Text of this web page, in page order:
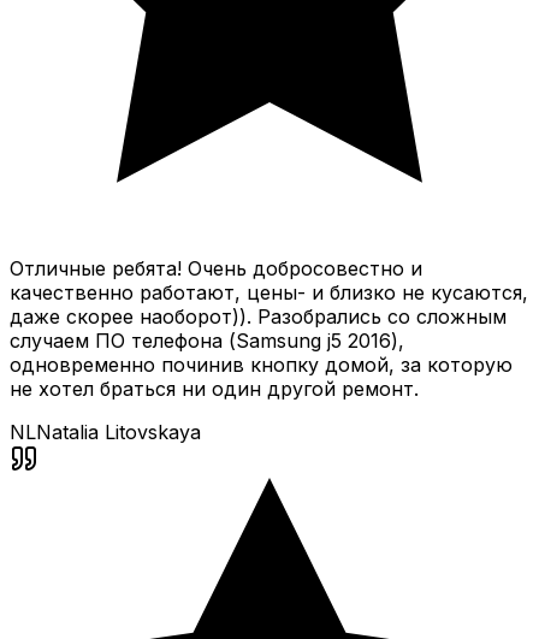
Отличные ребята! Очень добросовестно и
качественно работают, цены- и близко не кусаются,
даже скорее наоборот)). Разобрались со сложным
случаем ПО телефона (Samsung j5 2016),
одновременно починив кнопку домой, за которую
не хотел браться ни один другой ремонт.
NLNatalia Litovskaya